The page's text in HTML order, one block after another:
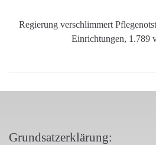
Regierung verschlimmert
Einrichtungen, 1.789
Grundsatzerklärung: